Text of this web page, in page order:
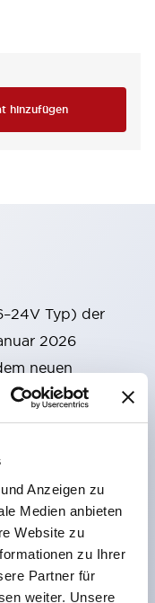
Anzeigen zu
Medien anbieten
Website zu
zu Ihrer
Partner für
weiter. Unsere
hinzufügen
Typ) der
2026
neuen
sind jetzt
erforderlich.